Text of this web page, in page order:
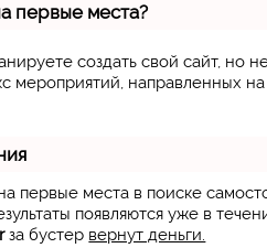
первые места?
создать свой сайт, но
мероприятий, направленных
первые места в поиске
появляются уже в
за бустер вернут деньги.